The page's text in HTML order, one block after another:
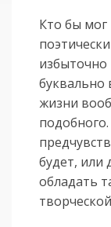
Кто бы мог
избыточно
буквально
жизни
будет, или
обладать